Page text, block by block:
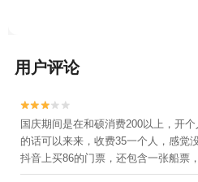
用户评论


国庆期间是在和硕消费200以上，开
的话可以来来，收费35一个人，感觉
抖音上买86的门票，还包含一张船票